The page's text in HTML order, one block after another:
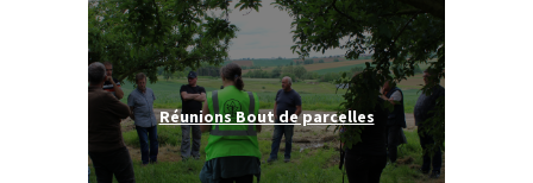
Réunions Bout de parcelles